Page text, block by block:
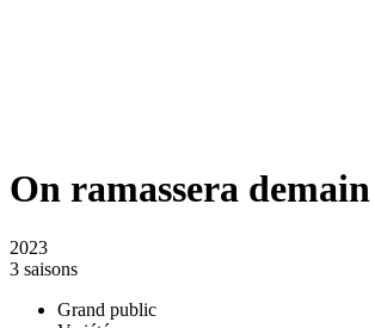
On ramassera demain
2023
3 saisons
Grand public